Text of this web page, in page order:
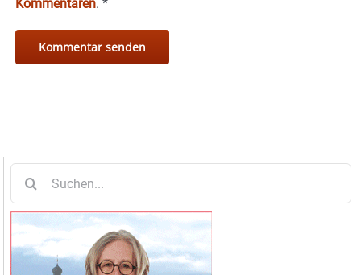
Kommentaren. *
nach: